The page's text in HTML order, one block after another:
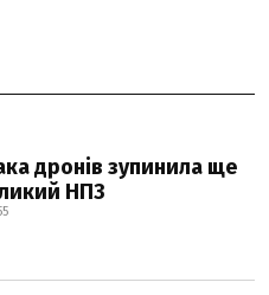
дронів зупинила ще
НПЗ